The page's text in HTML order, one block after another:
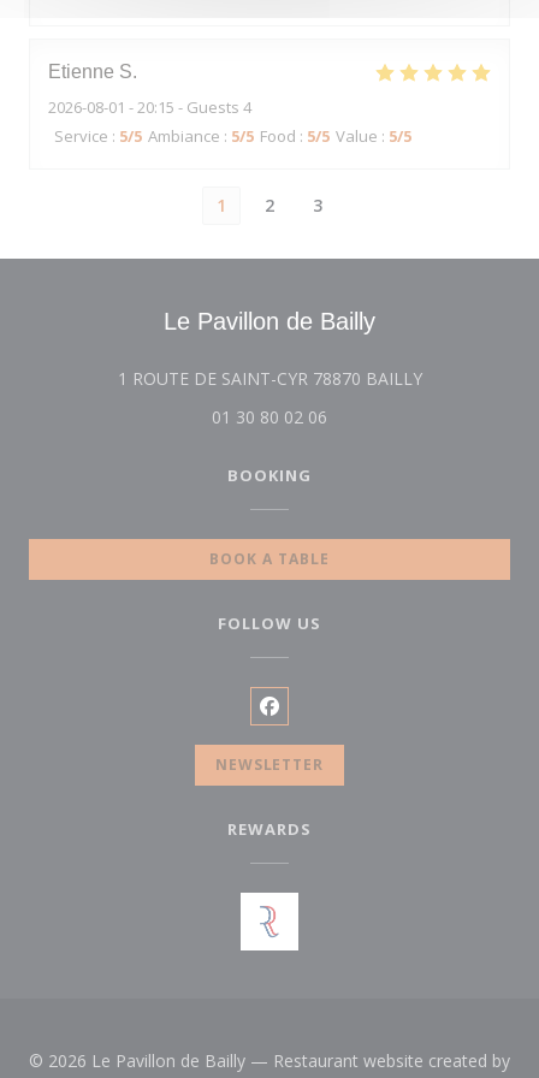
Etienne S
2026-08-01 - 20:15 - Guests 4
Service : 5/5 Ambiance : 5/5 Food : 5/5 Value : 5/5
1 2 3
Le Pavillon de Bailly
1 ROUTE DE SAINT-CYR 78870 BAILLY((opens in a
01 30 80 02 06
BOOKING
BOOK A TABLE
FOLLOW US
Facebook ((opens in a new
NEWSLETTER
REWARDS
© 2026 Le Pavillon de Bailly — Restaurant website created by